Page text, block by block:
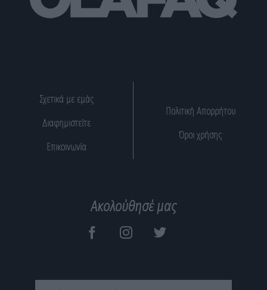
Σχετικά με εμάς
Διαφημιστείτε
Επικοινωνία
Πολιτική Απορρήτου
Όροι χρήσης
Ακολούθησέ μας